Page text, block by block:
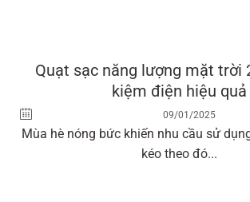
Quạt sạc năng lượng mặt trời
kiệm điện hiệu quả
09/01/2025
Mùa hè nóng bức khiến nhu cầu sử
kéo theo đó...